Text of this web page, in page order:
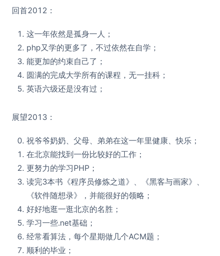
回首2012：
这一年依然是孤身一人；
php又学的更多了，不过依然在自学；
能更加的约束自己了；
圆满的完成大学所有的课程，无一挂科；
英语六级还是没有过；
展望2013：
祝爷爷奶奶、父母、弟弟在这一年里健康、快乐；
在北京能找到一份比较好的工作；
更努力的学习PHP；
读完3本书《程序员修炼之道》、《黑客与画家》、
《软件随想录》，并能很好的领略；
好好地逛一逛北京的名胜；
学习一些.net基础；
经常看算法，每个星期做几个ACM题；
顺利的毕业；